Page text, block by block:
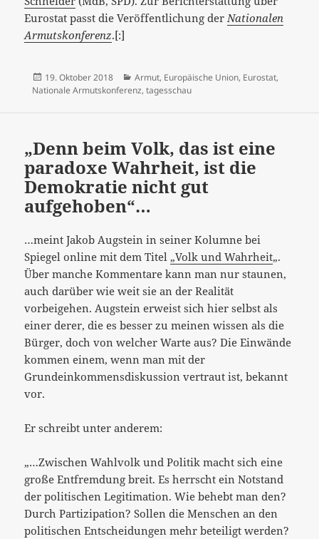
Eurostat passt die Veröffentlichung derNationalen
Armutskonferenz.[:]
Veröffentlicht
am
19. Oktober 2018 Kategorien
Armut, Europäische Union, Eurostat,
Nationale Armutskonferenz, tagesschau
„Denn beim Volk, das ist eine
paradoxe Wahrheit, ist die
Demokratie nicht gut
aufgehoben“…
…meint Jakob Augstein in seiner Kolumne bei
Spiegel online mit dem Titel „Volk und Wahrheit„.
Über manche Kommentare kann man nur staunen,
auch darüber wie weit sie an der Realität
vorbeigehen. Augstein erweist sich hierselbst als
einer derer, die es besser zu meinen wissen als die
Bürger, doch von welcher Warte aus? Die Einwände
kommen einem, wenn man mit der
Grundeinkommensdiskussion vertraut ist, bekannt
vor.
Er schreibt unter anderem:
„…Zwischen Wahlvolk und Politik macht sich eine
große Entfremdung breit. Es herrscht ein Notstand
der politischen Legitimation. Wie behebt man den?
Durch Partizipation? Sollen die Menschen an den
politischen Entscheidungen mehr beteiligt werden?